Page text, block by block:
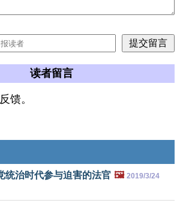
读者留言
馈。
统治时代参与迫害的法官 🖼️ 2019/3/24